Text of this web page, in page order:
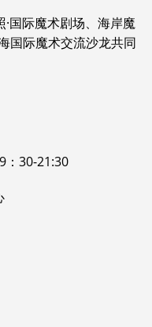
·国际魔术剧场、海岸魔
国际魔术交流沙龙共同
：30-21:30